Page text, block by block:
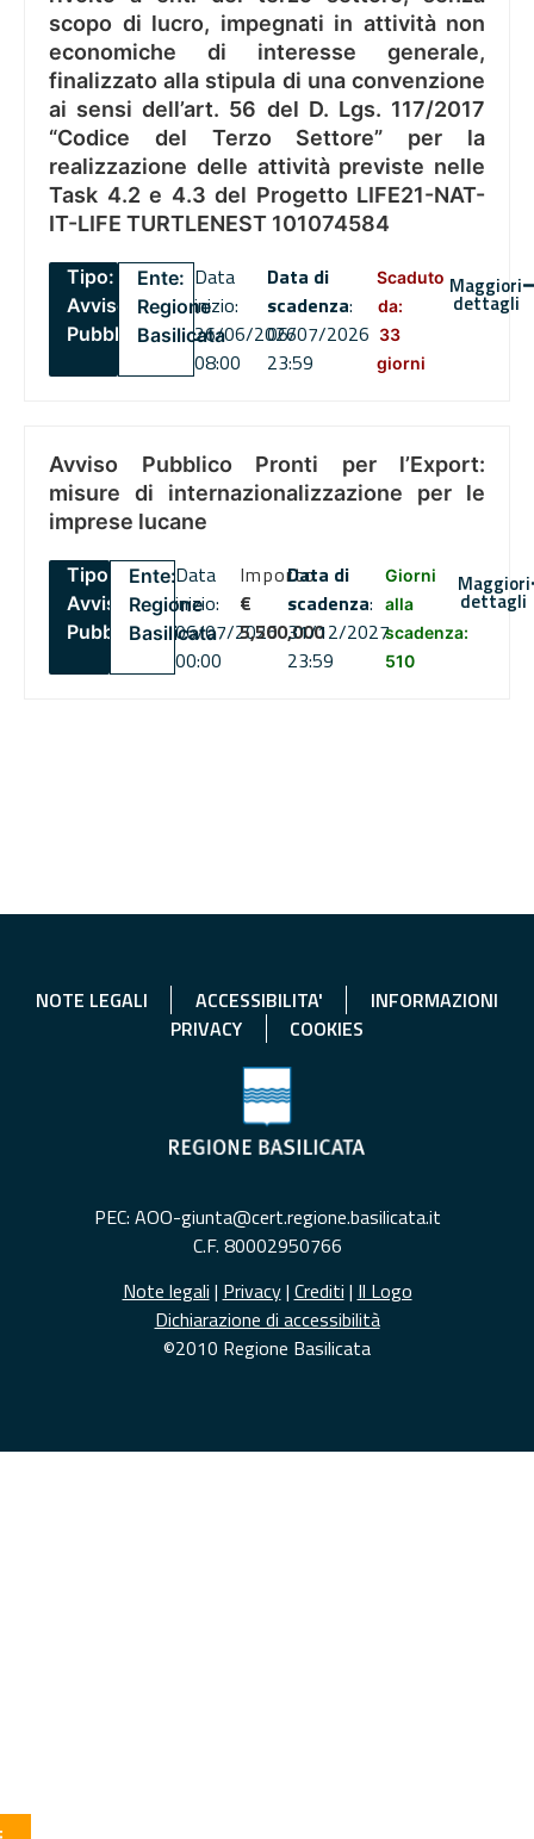
scopo di lucro, impegnati in attività non
economiche di interesse generale,
finalizzato alla stipula di una convenzione
ai sensi dell’art. 56 del D. Lgs. 117/2017
“Codice del Terzo Settore” per la
realizzazione delle attività previste nelle
Task 4.2 e 4.3 del Progetto LIFE21-NAT-
IT-LIFE TURTLENEST 101074584
Tipo:
Avviso
Pubblico
Ente:
Regione
Basilicata
Data
inizio:
26/06/2026
08:00
Data di
scadenza:
06/07/2026
23:59
Scaduto
da:
33
giorni
Maggiori
dettagli
Avviso Pubblico Pronti per l’Export:
misure di internazionalizzazione per le
imprese lucane
Tipo:
Avviso
Pubblico
Ente:
Regione
Basilicata
Data
inizio:
06/07/2026
00:00
Importo
€
5,500,000
Data di
scadenza:
31/12/2027
23:59
Giorni
alla
scadenza:
510
Maggiori
dettagli
NOTE LEGALI ACCESSIBILITA'
INFORMAZIONI
PRIVACY
COOKIES
PEC: AOO-giunta@cert.regione.basilicata.it
C.F. 80002950766
Note legali | Privacy| Crediti | Il Logo
Dichiarazione di accessibilità
©2010 Regione Basilicata